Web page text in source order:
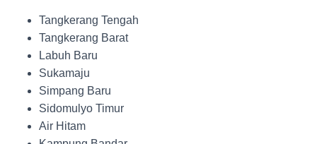
Tangkerang Tengah
Tangkerang Barat
Labuh Baru
Sukamaju
Simpang Baru
Sidomulyo Timur
Air Hitam